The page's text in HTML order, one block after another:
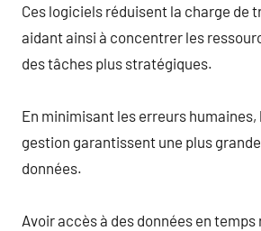
Ces logiciels réduisent la charge de
aidant ainsi à concentrer les
des tâches plus stratégiques.
En minimisant les erreurs humaines,
gestion garantissent une plus
données.
Avoir accès à des données en temps